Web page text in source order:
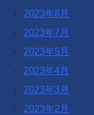
2023年8月
2023年7月
2023年5月
2023年4月
2023年3月
2023年2月